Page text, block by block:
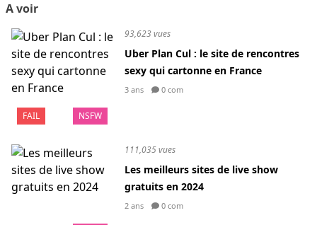
A voir
FAIL NSFW
93,623 vues
Uber Plan Cul : le site de rencontres
sexy qui cartonne en France
3 ans 0 com
111,035 vues
Les meilleurs sites de live show
gratuits en 2024
2 ans 0 com